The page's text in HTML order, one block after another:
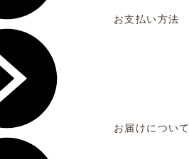
お支払い方法
お届けについて